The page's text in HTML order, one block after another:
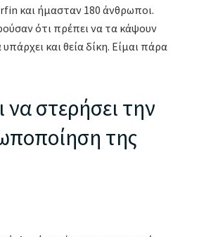
και ήμασταν 180 άνθρωποι.
ότι πρέπει να τα κάψουν
και θεία δίκη. Είμαι πάρα
στερήσει την
της